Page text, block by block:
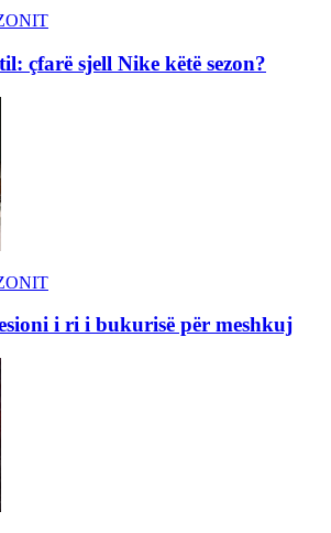
çfarë sjell Nike këtë sezon?
i ri i bukurisë për meshkuj